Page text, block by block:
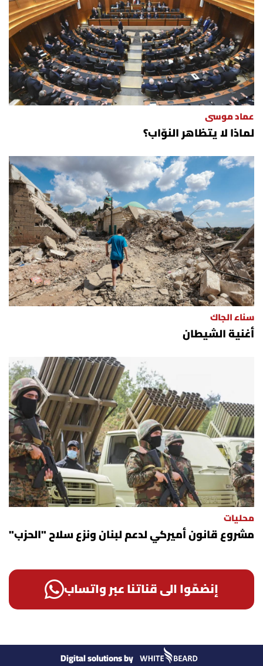
عماد موسى
لماذا لا يتظاهر النوّاب؟
سناء الجاك
أغنية الشيطان
محليات
مشروع قانون أميركي لدعم لبنان ونزع سلاح "الحزب"
إنضمّوا الى قناتنا عبر واتساب
Digital solutions by